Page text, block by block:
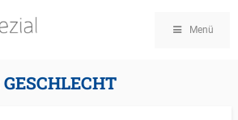
Menü
GESCHLECHT